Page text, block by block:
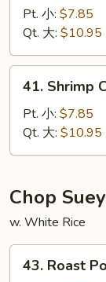
Chow
Mein
牛
炒
Pt. 小: $7.85
Qt. 大: $10.95
Shrimp
Chow
Mein
虾
面
41. Shrimp
Pt. 小: $7.85
Qt. 大: $10.95
Chop Suey
w. White Rice
Roast
43. Roast